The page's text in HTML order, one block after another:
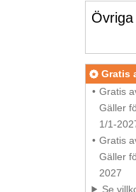
Gratis
Gratis
Gäller
1/1-
Gratis
Gäller
2027
Se